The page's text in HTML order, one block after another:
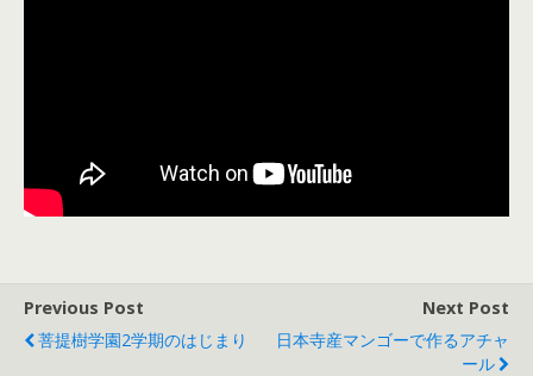
Previous Post
菩提樹学園2学期のはじまり
Next Post
日本寺産マンゴーで作るアチャ
ール